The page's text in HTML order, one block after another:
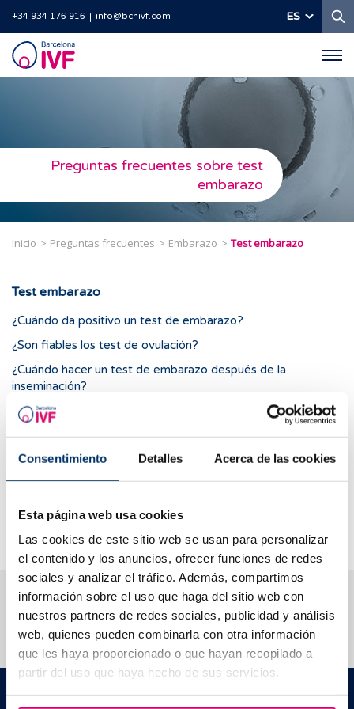
Consentimiento Detalles Acerca de las cookies
Esta página web usa cookies
Las cookies de este sitio web se usan para personalizar
el contenido y los anuncios, ofrecer funciones de redes
sociales y analizar el tráfico. Además, compartimos
información sobre el uso que haga del sitio web con
nuestros partners de redes sociales, publicidad y análisis
web, quienes pueden combinarla con otra información
que les haya proporcionado o que hayan recopilado a
partir del uso que haya hecho de sus servicios.
+34 934 176 916 info@bcnivf.com ES
Barcelona
IVF
Preguntas frecuentes sobre test
embarazo
Inicio Preguntas frecuentes Embarazo Test embarazo
Test embarazo
¿Cuándo da positivo un test de embarazo?
¿Son fiables los test de ovulación?
¿Cuándo hacer un test de embarazo después de la
inseminación?
¿Cómo saber de cuantas semanas estoy embarazada?
¿Cómo evoluciona nuestro embarazo?
¿Cuándo se hace la primera ecografía?
¿Cuándo se ve el saco gestacional?
¿Cuándo se ve el embrión?
¿Cuál es la mejor alternativa a la amniocentesis?
Te ayudamos a resolver tus dudas
Barcelona IVF